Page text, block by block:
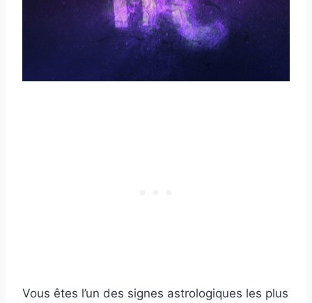
Vous êtes l’un des signes astrologiques les plus